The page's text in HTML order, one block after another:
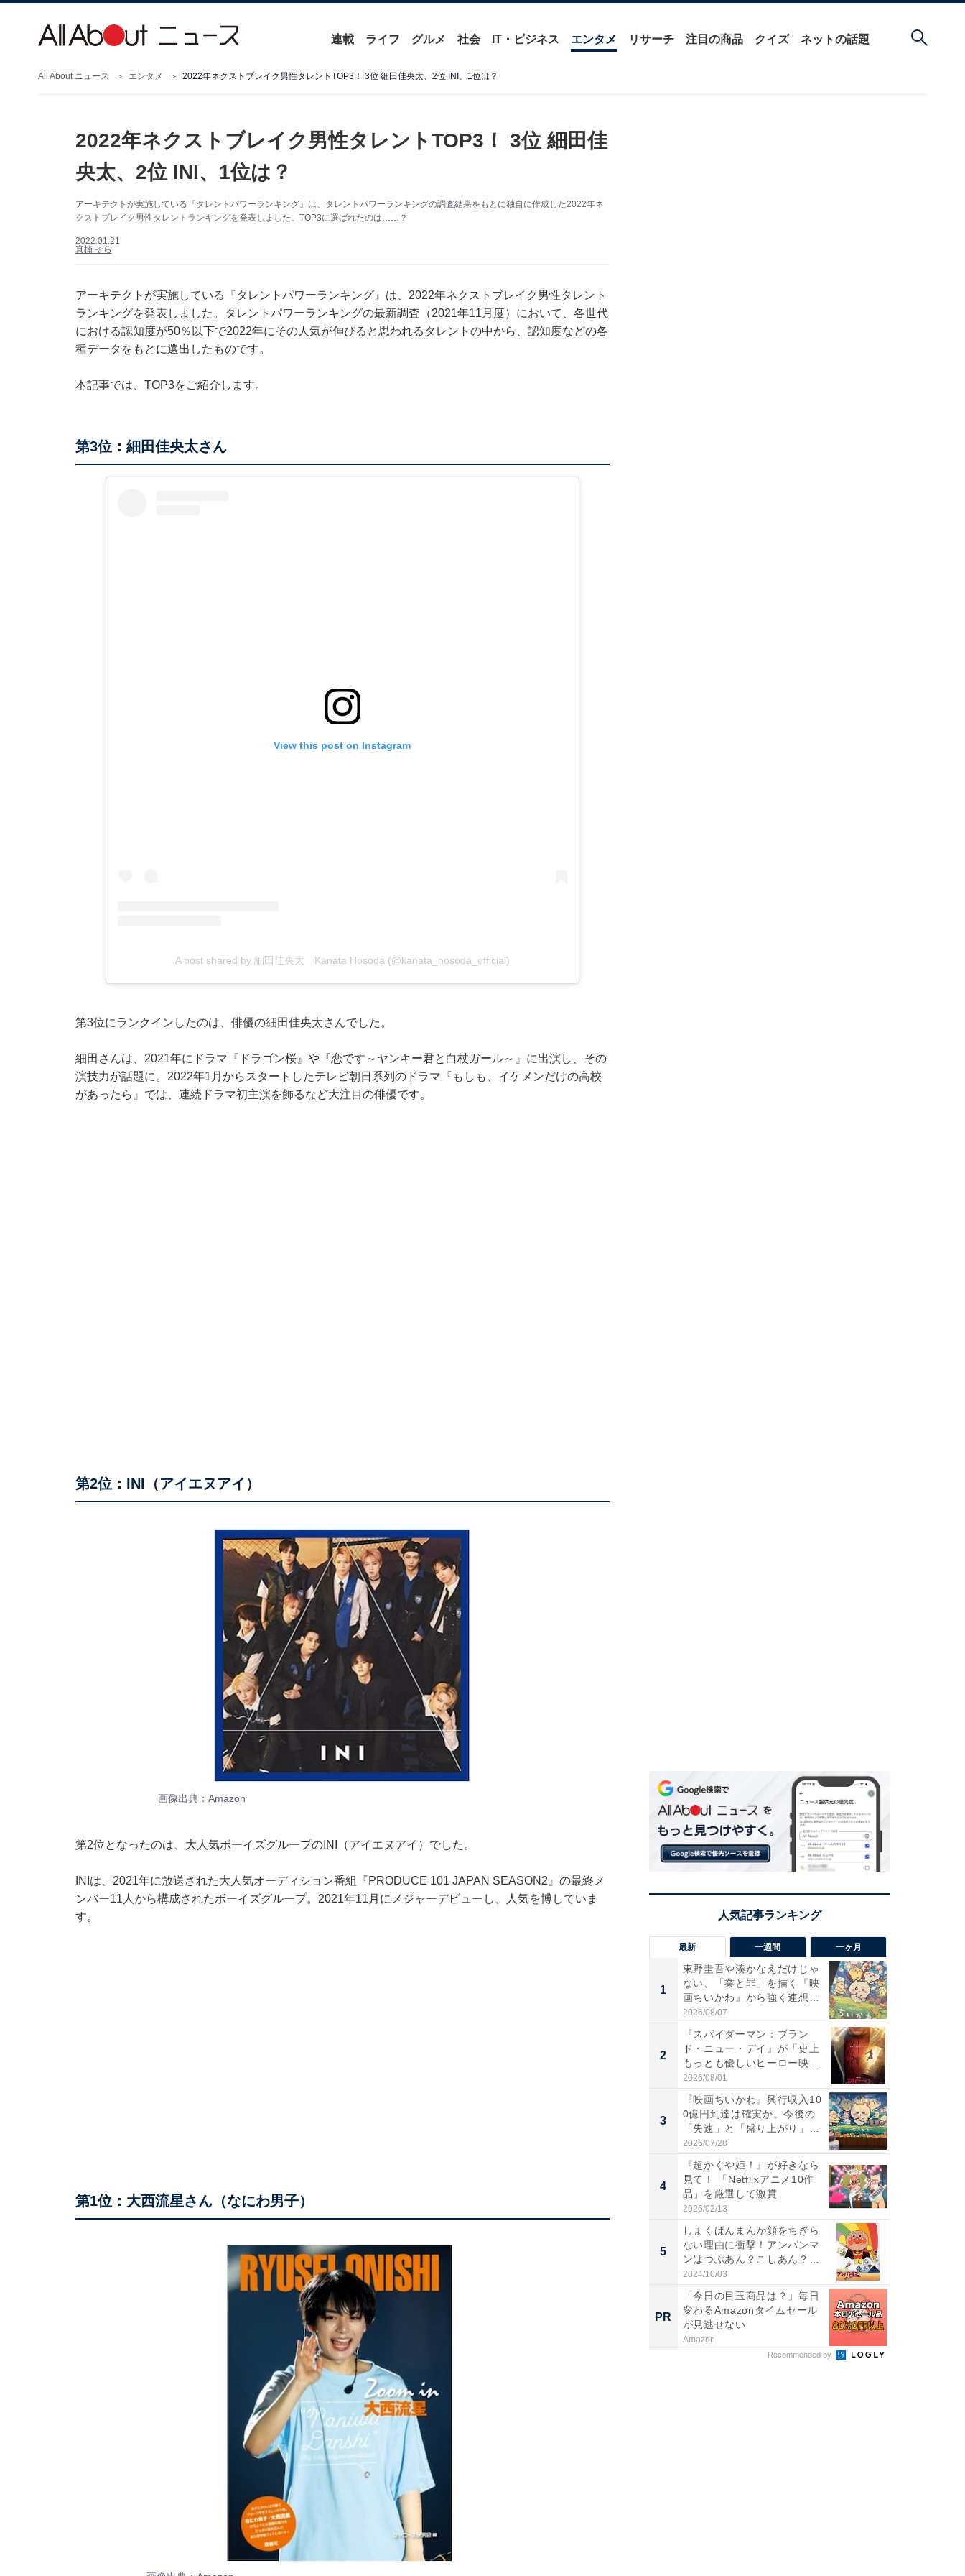
連載 ライフ グルメ 社会 IT・ビジネス エンタメ リサーチ 注目の商品 クイズ ネットの話題
All About ニュース エンタメ 2022年ネクストブレイク男性タレントTOP3！ 3位 細田佳央太、2位 INI、1位は？
2022年ネクストブレイク男性タレントTOP3！ 3位 細田佳
央太、2位 INI、1位は？
アーキテクトが実施している『タレントパワーランキング』は、タレントパワーランキングの調査結果をもとに独自に作成した2022年ネ
クストブレイク男性タレントランキングを発表しました。TOP3に選ばれたのは……？
2022.01.21
真楠 そら
アーキテクトが実施している『タレントパワーランキング』は、2022年ネクストブレイク男性タレント
ランキングを発表しました。タレントパワーランキングの最新調査（2021年11月度）において、各世代
における認知度が50％以下で2022年にその人気が伸びると思われるタレントの中から、認知度などの各
種データをもとに選出したものです。
本記事では、TOP3をご紹介します。
第3位：細田佳央太さん
View this post on Instagram
A post shared by 細田佳央太 Kanata Hosoda (@kanata_hosoda_official)
第3位にランクインしたのは、俳優の細田佳央太さんでした。
細田さんは、2021年にドラマ『ドラゴン桜』や『恋です～ヤンキー君と白杖ガール～』に出演し、その
演技力が話題に。2022年1月からスタートしたテレビ朝日系列のドラマ『もしも、イケメンだけの高校
があったら』では、連続ドラマ初主演を飾るなど大注目の俳優です。
第2位：INI（アイエヌアイ）
画像出典： Amazon
第2位となったのは、大人気ボーイズグループのINI（アイエヌアイ）でした。
INIは、2021年に放送された大人気オーディション番組『PRODUCE 101 JAPAN SEASON2』の最終メ
ンバー11人から構成されたボーイズグループ。2021年11月にメジャーデビューし、人気を博していま
す。
第1位：大西流星さん（なにわ男子）
最新 一週間 一ヶ月
1
東野圭吾や湊かなえだけじゃ
ない、「業と罪」を描く『映
画ちいかわ』から強く連想し
た...
2026/08/07
2
『スパイダーマン：ブラン
ド・ニュー・デイ』が「史上
もっとも優しいヒーロー映
画」に...
2026/08/01
3
『映画ちいかわ』興行収入10
0億円到達は確実か。今後の
「失速」と「盛り上がり」
が...
2026/07/28
4
『超かぐや姫！』が好きなら
見て！ 「Netflixアニメ10作
品」を厳選して激賞
2026/02/13
5
しょくぱんまんが顔をちぎら
ない理由に衝撃！アンパンマ
ンはつぶあん？こしあん？
【1...
2024/10/03
PR
「今日の目玉商品は？」毎日
変わるAmazonタイムセール
が見逃せない
Amazon
Recommended by